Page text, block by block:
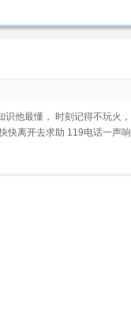
他最懂， 时刻记得不玩火
快离开去求助 119电话一声